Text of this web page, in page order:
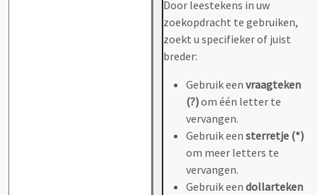
Door leestekens in uw
zoekopdracht te gebruiken,
zoekt u specifieker of juist
breder:
Gebruik een vraagteken
(?)om één letter te
vervangen.
Gebruik een sterretje (*)
om meer letters te
vervangen.
Gebruik een dollarteken